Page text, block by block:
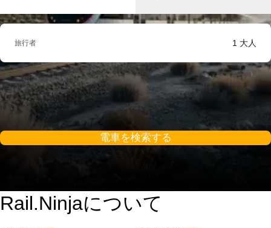
旅行者 1 大人
電車を検索する
Rail.Ninjaについて